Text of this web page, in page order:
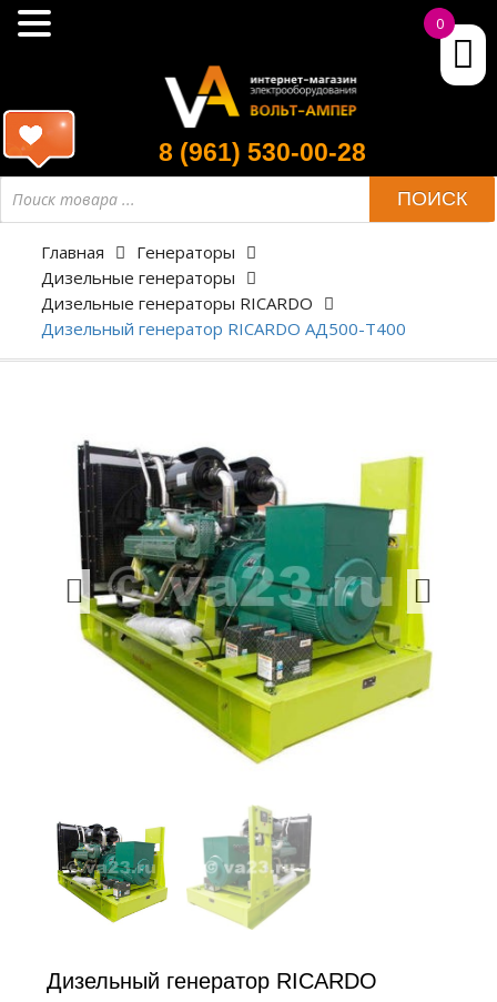
8 (961) 530-00-28
ПОИСК
Главная
Генераторы
Дизельные генераторы
Дизельные генераторы RICARDO
Дизельный генератор RICARDO АД500-Т400
Дизельный генератор RICARDO
0